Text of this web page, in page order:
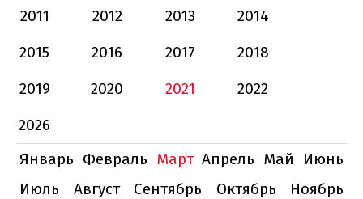
2011 2012 2013
2014
2015
2016 2017
2018
2019
2020 2021
2022
2026
Январь Февраль Март Апрель Май
Июнь
Июль
Август Сентябрь Октябрь
Ноябрь